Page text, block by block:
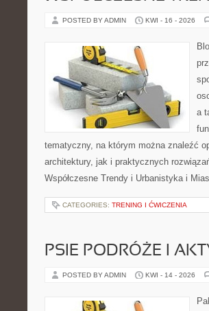
POSTED BY ADMIN KWI - 16 - 2026
a
tematyczny, na którym można znaleźć
architektury, jak i praktycznych
Współczesne Trendy i Urbanistyka i
CATEGORIES: TRENING I ĆWICZENIA
PSIE PODRÓŻE I
POSTED BY ADMIN KWI - 14 - 2026